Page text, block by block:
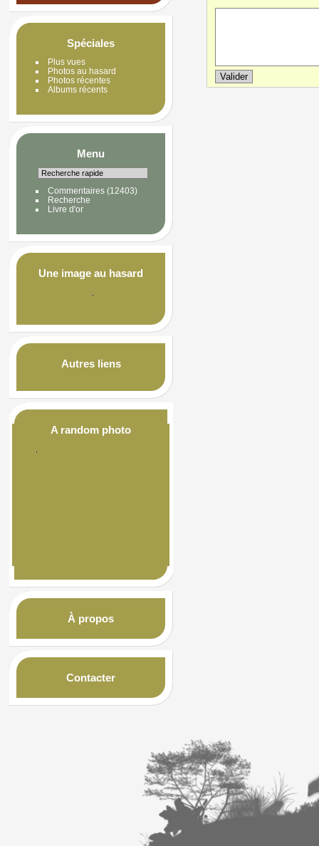
Spéciales
Plus vues
Photos au hasard
Photos récentes
Albums récents
Menu
Commentaires(12403)
Recherche
Livre d'or
Une image au hasard
Autres liens
A random photo
À propos
Contacter